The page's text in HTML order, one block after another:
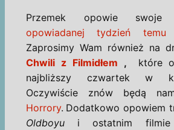
Przemek opowie
opowiadanej tydzień temu
Zaprosimy Wam również na
Chwili z Filmidłem , które
najbliższy czwartek w
Oczywiście znów będą
Horrory. Dodatkowo opowiem
Oldboyui ostatnim filmie